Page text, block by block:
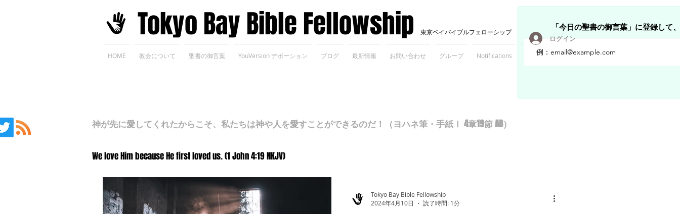
​Tokyo Bay Bible Fellowship 東京ベイバイブルフェローシップ
HOME 教会について 聖書の御言葉 YouVersion デボーション ブログ 最新情報 お問い合わせ グループ Notifications Members
「今日の聖書の御言葉」に登録して
ログイン
神が先に愛してくれたからこそ、私たちは神や人を愛すことができるのだ！（ヨハネ筆・手紙Ⅰ 4章19節 AB）
We love Him because He first loved us. (1 John 4:19 NKJV)
Tokyo Bay Bible Fellowship
2024年4月10日
読了時間: 1分